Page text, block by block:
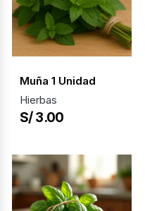
Muña 1 Unidad
Hierbas
S/ 3.00